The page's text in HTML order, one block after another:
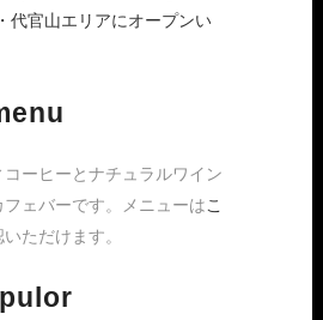
代官山エリアにオープンい
コーヒーとナチュラルワイン
フェバーです。メニューはこ
ただけます。